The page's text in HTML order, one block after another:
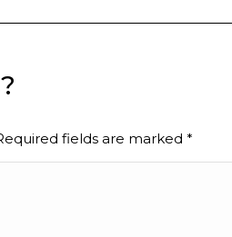
fields are marked *